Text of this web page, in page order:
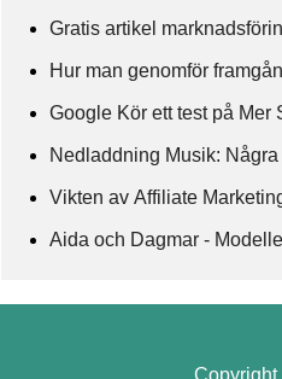
Gratis artikel
Hur man genomför
Google Kör ett test på Mer
Nedladdning Musik:
Vikten av Affiliate
Aida och Dagmar -
Copyright